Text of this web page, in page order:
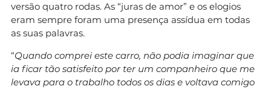
versão quatro rodas. As “juras de amor” e os elogios
eram sempre foram uma presença assídua em todas
as suas palavras.
“Quando comprei este carro, não podia imaginar que
ia ficar tão satisfeito por ter um companheiro que me
levava para o trabalho todos os dias e voltava comigo